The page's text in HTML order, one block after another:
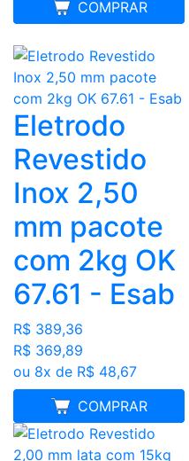
COMPRAR
FRETE GRÁTIS
Eletrodo
Revestido
Inox 2,50
mm pacote
com 2kg OK
67.61 - Esab
R$ 389,36
R$ 369,89
ou 8x de R$ 48,67
COMPRAR
MELHOR PREÇO